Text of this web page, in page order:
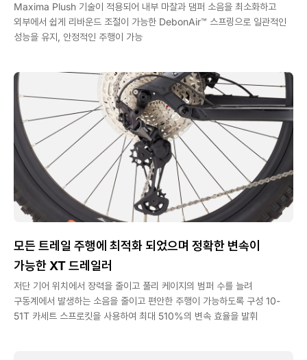
Maxima Plush 기술이 적용되어 내부 마찰과 댐퍼 소음을 최소화하고
외부에서 쉽게 리바운드 조절이 가능한 DebonAir™ 스프링으로 일관적인
성능을 유지, 안정적인 주행이 가능
모든 트레일 주행에 최적화 되었으며 정확한 변속이
가능한 XT 드레일러
저단 기어 위치에서 장력을 줄이고 풀리 케이지의 범퍼 수를 늘려
구동계에서 발생하는 소음을 줄이고 편안한 주행이 가능하도록 구성 10-
51T 카세트 스프로킷을 사용하여 최대 510%의 변속 효율을 발휘